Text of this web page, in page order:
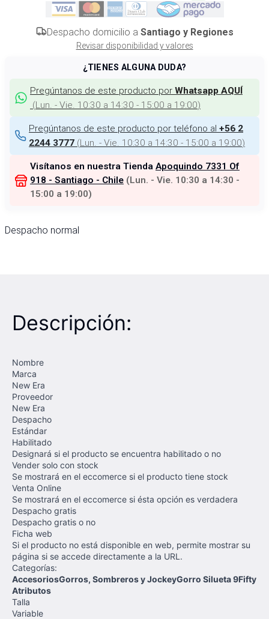
Despacho domicilio a Santiago y Regiones
Revisar disponibilidad y valores
¿TIENES ALGUNA DUDA?
Pregúntanos de este producto por Whatsapp AQUÍ
(Lun. - Vie. 10:30 a 14:30 - 15:00 a 19:00)
Pregúntanos de este producto por teléfono al +56 2
2244 3777 (Lun. - Vie. 10:30 a 14:30 - 15:00 a 19:00)
Visítanos en nuestra Tienda Apoquindo 7331 Of
918 - Santiago - Chile (Lun. - Vie. 10:30 a 14:30 -
15:00 a 19:00)
Despacho normal
Descripción:
Nombre
Marca
New Era
Proveedor
New Era
Despacho
Estándar
Habilitado
Designará si el producto se encuentra habilitado o no
Vender solo con stock
Se mostrará en el eccomerce si el producto tiene stock
Venta Online
Se mostrará en el eccomerce si ésta opción es verdadera
Despacho gratis
Despacho gratis o no
Ficha web
Si el producto no está disponible en web, permite mostrar su
página si se accede directamente a la URL.
Categorías:
AccesoriosGorros, Sombreros y JockeyGorro Silueta 9Fifty
Atributos
Talla
Variable